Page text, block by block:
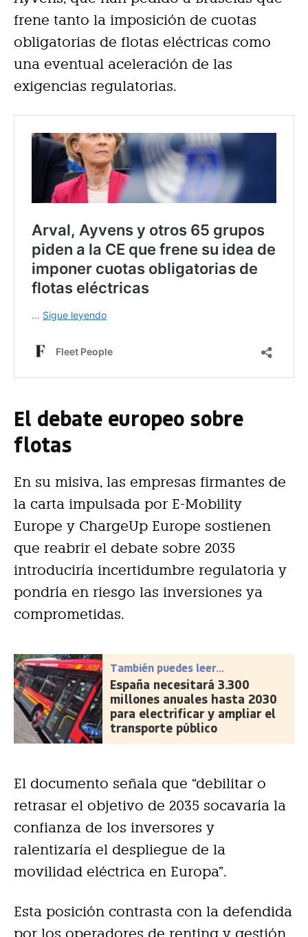
frene tanto la imposición de cuotas
obligatorias de flotas eléctricas como
una eventual aceleración de las
exigencias regulatorias.
El debate europeo sobre
flotas
En su misiva, las empresas firmantes de
la carta impulsada por E-Mobility
Europe y ChargeUp Europe sostienen
que reabrir el debate sobre 2035
introduciría incertidumbre regulatoria y
pondría en riesgo las inversiones ya
comprometidas.
También puedes leer...
España necesitará 3.300
millones anuales hasta 2030
para electrificar y ampliar el
transporte público
El documento señala que “debilitar o
retrasar el objetivo de 2035 socavaría la
confianza de los inversores y
ralentizaría el despliegue de la
movilidad eléctrica en Europa”.
Esta posición contrasta con la defendida
por los operadores de renting y gestión